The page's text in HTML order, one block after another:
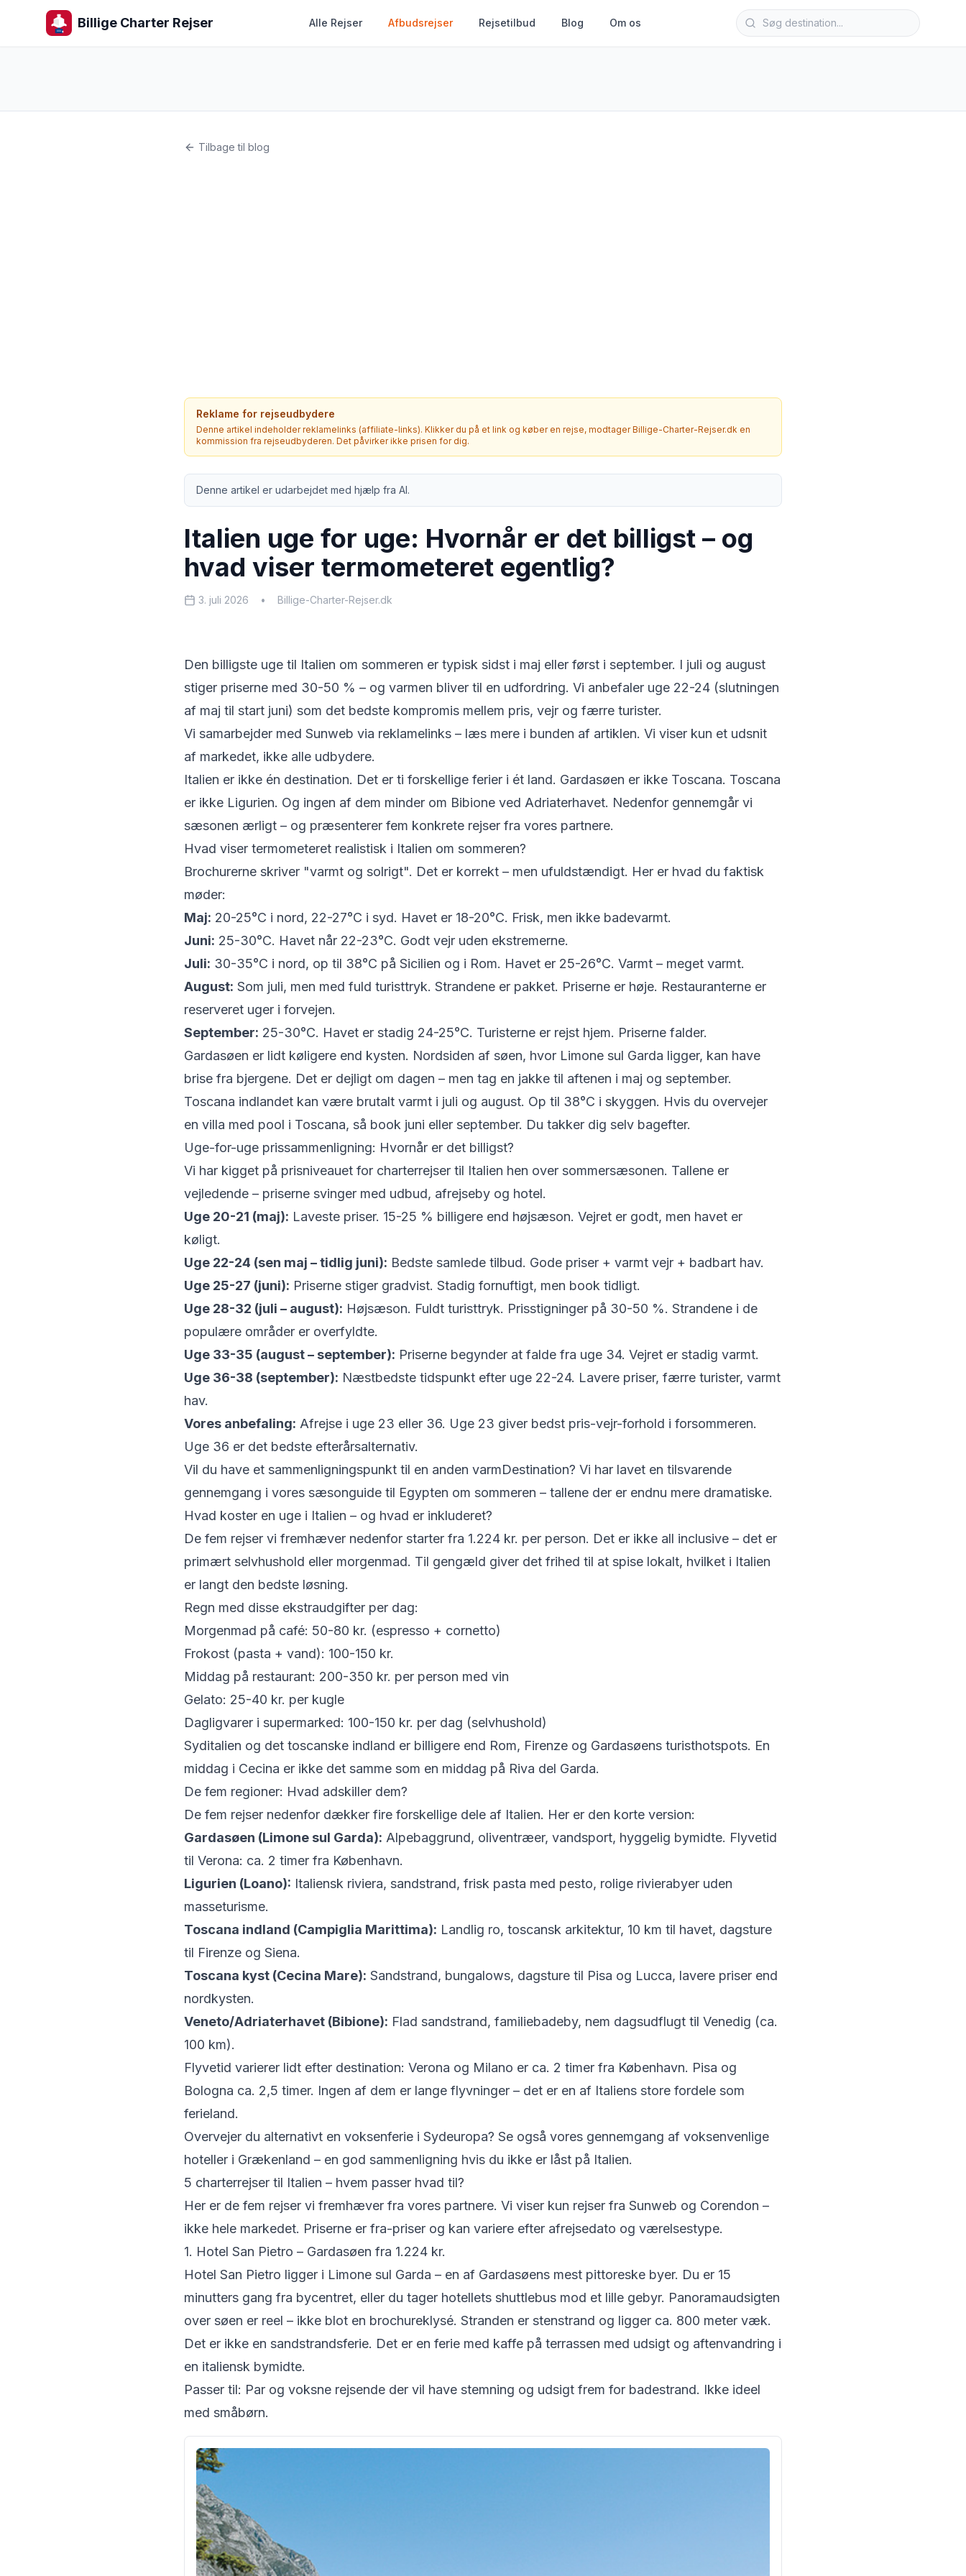
Billige Charter Rejser Alle Rejser Afbudsrejser Rejsetilbud Blog Om os
Tilbage til blog
Reklame for rejseudbydere
Denne artikel indeholder reklamelinks (affiliate-links). Klikker du på et link og køber en rejse, modtager Billige-Charter-Rejser.dk en
kommission fra rejseudbyderen. Det påvirker ikke prisen for dig.
Denne artikel er udarbejdet med hjælp fra AI.
Italien uge for uge: Hvornår er det billigst – og
hvad viser termometeret egentlig?
3. juli 2026 • Billige-Charter-Rejser.dk
Den billigste uge til Italien om sommeren er typisk sidst i maj eller først i september. I juli og august
stiger priserne med 30-50 % – og varmen bliver til en udfordring. Vi anbefaler uge 22-24 (slutningen
af maj til start juni) som det bedste kompromis mellem pris, vejr og færre turister.
Vi samarbejder med Sunweb via reklamelinks – læs mere i bunden af artiklen. Vi viser kun et udsnit
af markedet, ikke alle udbydere.
Italien er ikke én destination. Det er ti forskellige ferier i ét land. Gardasøen er ikke Toscana. Toscana
er ikke Ligurien. Og ingen af dem minder om Bibione ved Adriaterhavet. Nedenfor gennemgår vi
sæsonen ærligt – og præsenterer fem konkrete rejser fra vores partnere.
Hvad viser termometeret realistisk i Italien om sommeren?
Brochurerne skriver "varmt og solrigt". Det er korrekt – men ufuldstændigt. Her er hvad du faktisk
møder:
Maj: 20-25°C i nord, 22-27°C i syd. Havet er 18-20°C. Frisk, men ikke badevarmt.
Juni: 25-30°C. Havet når 22-23°C. Godt vejr uden ekstremerne.
Juli: 30-35°C i nord, op til 38°C på Sicilien og i Rom. Havet er 25-26°C. Varmt – meget varmt.
August: Som juli, men med fuld turisttryk. Strandene er pakket. Priserne er høje. Restauranterne er
reserveret uger i forvejen.
September: 25-30°C. Havet er stadig 24-25°C. Turisterne er rejst hjem. Priserne falder.
Gardasøen er lidt køligere end kysten. Nordsiden af søen, hvor Limone sul Garda ligger, kan have
brise fra bjergene. Det er dejligt om dagen – men tag en jakke til aftenen i maj og september.
Toscana indlandet kan være brutalt varmt i juli og august. Op til 38°C i skyggen. Hvis du overvejer
en villa med pool i Toscana, så book juni eller september. Du takker dig selv bagefter.
Uge-for-uge prissammenligning: Hvornår er det billigst?
Vi har kigget på prisniveauet for charterrejser til Italien hen over sommersæsonen. Tallene er
vejledende – priserne svinger med udbud, afrejseby og hotel.
Uge 20-21 (maj): Laveste priser. 15-25 % billigere end højsæson. Vejret er godt, men havet er
køligt.
Uge 22-24 (sen maj – tidlig juni): Bedste samlede tilbud. Gode priser + varmt vejr + badbart hav.
Uge 25-27 (juni): Priserne stiger gradvist. Stadig fornuftigt, men book tidligt.
Uge 28-32 (juli – august): Højsæson. Fuldt turisttryk. Prisstigninger på 30-50 %. Strandene i de
populære områder er overfyldte.
Uge 33-35 (august – september): Priserne begynder at falde fra uge 34. Vejret er stadig varmt.
Uge 36-38 (september): Næstbedste tidspunkt efter uge 22-24. Lavere priser, færre turister, varmt
hav.
Vores anbefaling: Afrejse i uge 23 eller 36. Uge 23 giver bedst pris-vejr-forhold i forsommeren.
Uge 36 er det bedste efterårsalternativ.
Vil du have et sammenligningspunkt til en anden varmDestination? Vi har lavet en tilsvarende
gennemgang i vores sæsonguide til Egypten om sommeren – tallene der er endnu mere dramatiske.
Hvad koster en uge i Italien – og hvad er inkluderet?
De fem rejser vi fremhæver nedenfor starter fra 1.224 kr. per person. Det er ikke all inclusive – det er
primært selvhushold eller morgenmad. Til gengæld giver det frihed til at spise lokalt, hvilket i Italien
er langt den bedste løsning.
Regn med disse ekstraudgifter per dag:
Morgenmad på café: 50-80 kr. (espresso + cornetto)
Frokost (pasta + vand): 100-150 kr.
Middag på restaurant: 200-350 kr. per person med vin
Gelato: 25-40 kr. per kugle
Dagligvarer i supermarked: 100-150 kr. per dag (selvhushold)
Syditalien og det toscanske indland er billigere end Rom, Firenze og Gardasøens turisthotspots. En
middag i Cecina er ikke det samme som en middag på Riva del Garda.
De fem regioner: Hvad adskiller dem?
De fem rejser nedenfor dækker fire forskellige dele af Italien. Her er den korte version:
Gardasøen (Limone sul Garda): Alpebaggrund, oliventræer, vandsport, hyggelig bymidte. Flyvetid
til Verona: ca. 2 timer fra København.
Ligurien (Loano): Italiensk riviera, sandstrand, frisk pasta med pesto, rolige rivierabyer uden
masseturisme.
Toscana indland (Campiglia Marittima): Landlig ro, toscansk arkitektur, 10 km til havet, dagsture
til Firenze og Siena.
Toscana kyst (Cecina Mare): Sandstrand, bungalows, dagsture til Pisa og Lucca, lavere priser end
nordkysten.
Veneto/Adriaterhavet (Bibione): Flad sandstrand, familiebadeby, nem dagsudflugt til Venedig (ca.
100 km).
Flyvetid varierer lidt efter destination: Verona og Milano er ca. 2 timer fra København. Pisa og
Bologna ca. 2,5 timer. Ingen af dem er lange flyvninger – det er en af Italiens store fordele som
ferieland.
Overvejer du alternativt en voksenferie i Sydeuropa? Se også vores gennemgang af voksenvenlige
hoteller i Grækenland – en god sammenligning hvis du ikke er låst på Italien.
5 charterrejser til Italien – hvem passer hvad til?
Her er de fem rejser vi fremhæver fra vores partnere. Vi viser kun rejser fra Sunweb og Corendon –
ikke hele markedet. Priserne er fra-priser og kan variere efter afrejsedato og værelsestype.
1. Hotel San Pietro – Gardasøen fra 1.224 kr.
Hotel San Pietro ligger i Limone sul Garda – en af Gardasøens mest pittoreske byer. Du er 15
minutters gang fra bycentret, eller du tager hotellets shuttlebus mod et lille gebyr. Panoramaudsigten
over søen er reel – ikke blot en brochureklysé. Stranden er stenstrand og ligger ca. 800 meter væk.
Det er ikke en sandstrandsferie. Det er en ferie med kaffe på terrassen med udsigt og aftenvandring i
en italiensk bymidte.
Passer til: Par og voksne rejsende der vil have stemning og udsigt frem for badestrand. Ikke ideel
med småbørn.